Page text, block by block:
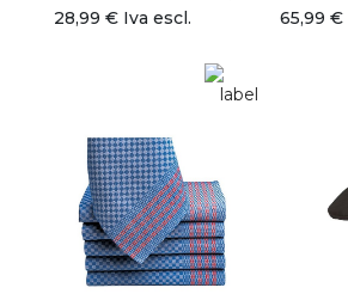
28,99 € Iva escl.
65,99 €